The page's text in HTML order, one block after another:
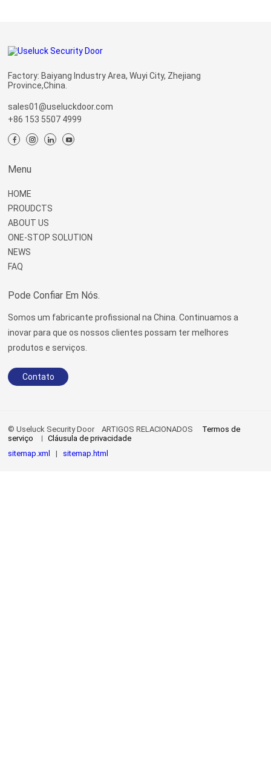
Factory: Baiyang Industry Area, Wuyi City, Zhejiang
Province,China.
sales01@useluckdoor.com
+86 153 5507 4999
Menu
HOME
PROUDCTS
ABOUT US
ONE-STOP SOLUTION
NEWS
FAQ
Pode Confiar Em Nós.
Somos um fabricante profissional na China. Continuamos a
inovar para que os nossos clientes possam ter melhores
produtos e serviços.
Contato
© Useluck Security DoorARTIGOS RELACIONADOS
Termos de
serviço
Cláusula de privacidade
sitemap.xml
| sitemap.html